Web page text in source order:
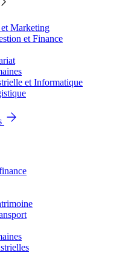
Marketing
et Finance
et Informatique